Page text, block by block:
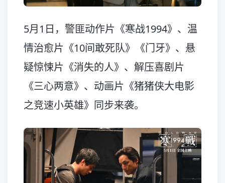
5月1日，警匪动作片《寒战1994》、温
情治愈片《10间敢死队》《门牙》、悬
疑惊悚片《消失的人》、解压喜剧片
《三心两意》、动画片《猪猪侠大电影
之竞速小英雄》同步来袭。